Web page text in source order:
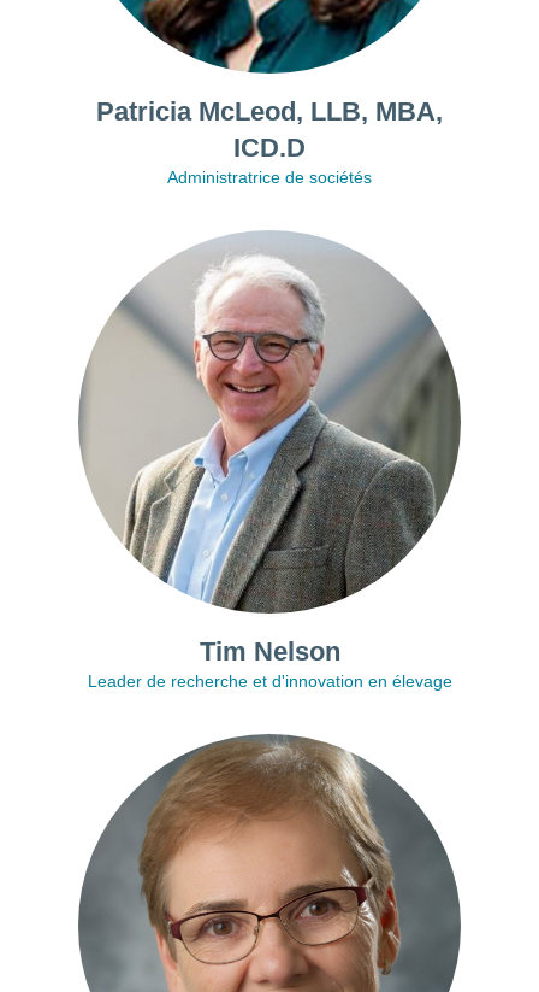
Patricia McLeod, LLB, MBA,
ICD.D
Administratrice de sociétés
Tim Nelson
Leader de recherche et d'innovation en élevage